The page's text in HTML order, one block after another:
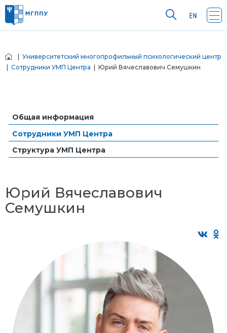
Университетский многопрофильный психологический центр
Сотрудники УМП Центра | Юрий Вячеславович Семушкин
Общая информация
Сотрудники УМП Центра
Структура УМП Центра
Юрий Вячеславович
Семушкин